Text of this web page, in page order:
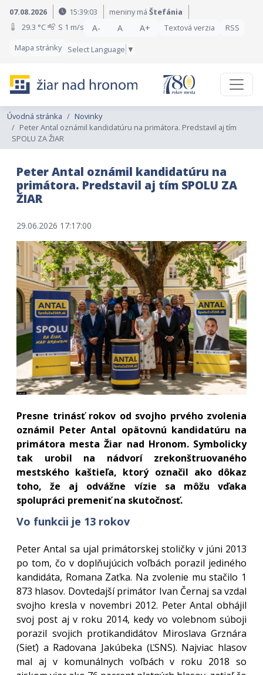
Preskočiť na obsah
Preskočiť na hlavné menu
07.08.2026 15:39:05 meniny máŠtefánia
29.3 °C
S 1 m/s A- A A+ Textová verzia
RSS
Mapa stránky
Select Language ▼
Úvodná stránka
Novinky
Peter Antal oznámil kandidatúru na primátora. Predstavil aj tím
SPOLU ZA ŽIAR
Peter Antal oznámil kandidatúru na
primátora. Predstavil aj tím SPOLU ZA
ŽIAR
29.06.2026 17:17:00
Presne trinásť rokov od svojho prvého zvolenia
oznámil Peter Antal opätovnú kandidatúru na
primátora mesta Žiar nad Hronom. Symbolicky
tak urobil na nádvorí zrekonštruovaného
mestského kaštieľa, ktorý označil ako dôkaz
toho, že aj odvážne vízie sa môžu vďaka
spolupráci premeniť na skutočnosť.
Vo funkcii je 13 rokov
Peter Antal sa ujal primátorskej stoličky v júni 2013
po tom, čo v doplňujúcich voľbách porazil jediného
kandidáta, Romana Zaťka. Na zvolenie mu stačilo 1
873 hlasov. Dovtedajší primátor Ivan Černaj sa vzdal
svojho kresla v novembri 2012. Peter Antal obhájil
svoj post aj v roku 2014, kedy vo volebnom súboji
porazil svojich protikandidátov Miroslava Grznára
(Sieť) a Radovana Jakúbeka (ĽSNS). Najviac hlasov
mal aj v komunálnych voľbách v roku 2018 so